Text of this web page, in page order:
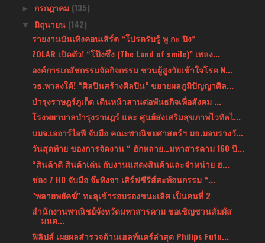
► กรกฎาคม (135)
▼ มิถุนายน (142)
รายงานบันเทิงคอนเสิร์ต “โปรดรับรู้ พู กะ ปิง”
ZOLAR เปิดตัว! “โป๊งซึ่ง (The Land of smile)” เพลง...
องค์การเภสัชกรรมจัดกิจกรรม ชวนผู้สูงวัยเข้าใจโรค N...
วธ.พาลงใต้! “ศิลปินสร้างศิลปิน” ขยายผลภูมิปัญญาศิล...
บำรุงราษฎร์ภูเก็ต เดินหน้าสานต่อพันธกิจเพื่อสังคม ...
โรงพยาบาลบำรุงราษฎร์ และ ศูนย์ส่งเสริมสุขภาพไวทัลไ...
บมจ.เออาร์ไอพี จับมือ คณะพาณิชยศาสตร์ฯ มธ.มอบรางวั...
วันสุดท้าย ของการจัดงาน “ ฮักหลาย…มหาสารคาม 160 ปี...
“สินค้าดี สินค้าเด่น กับงานแสดงสินค้าและจำหน่าย ฮ...
ช่อง 7 HD จับมือ จ๊ะทิงจา เสิร์ฟซีรีส์สะท้อนกรรม “...
"พลายพยัคฆ์" ทะลุเข้ารอบรองชนะเลิศ เป็นคนที่ 2
สำนักงานพาณิชย์จังหวัดมหาสารคาม ขอเชิญชวนสัมผัส
มนต...
ฟิลิปส์ เผยผลสำรวจด้านเฮลท์แคร์ล่าสุด Philips Futu...